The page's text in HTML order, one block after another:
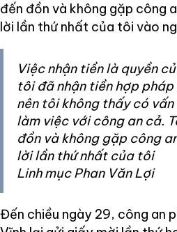
đến đồn và không gặp công
lời lần thứ nhất của tôi vào
Việc nhận tiền là quyền
tôi đã nhận tiền hợp
nên tôi không thấy có
làm việc với công an cả.
đồn và không gặp công
lời lần thứ nhất của tôi
Linh mục Phan Văn Lợi
Đến chiều ngày 29, công an